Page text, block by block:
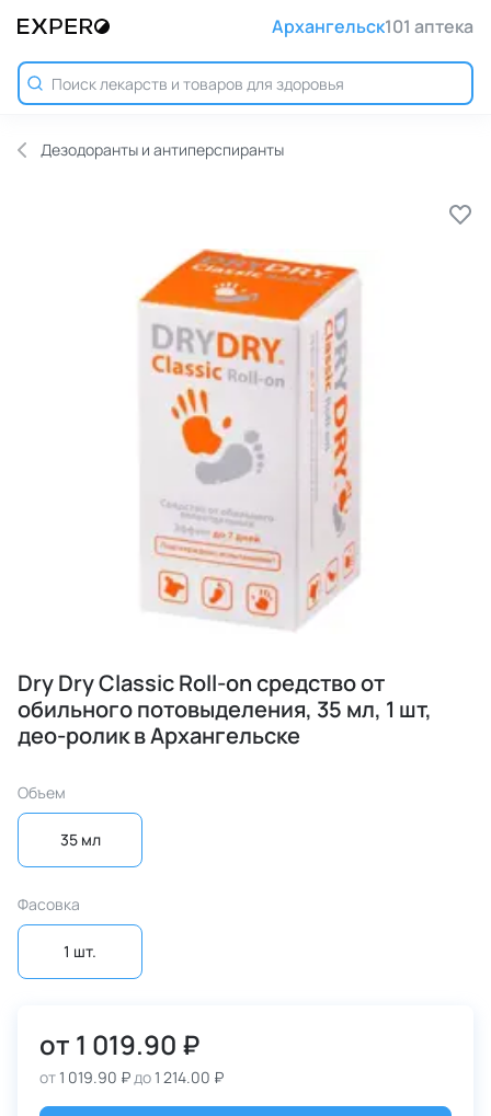
Архангельск101 аптека
Дезодоранты и антиперспиранты
Dry Dry Classic Roll-on средство от
обильного потовыделения, 35 мл, 1 шт,
део-ролик в Архангельске
Объем
35 мл
Фасовка
1 шт.
от 1 019.90 ₽
от1 019.90 ₽до1 214.00 ₽